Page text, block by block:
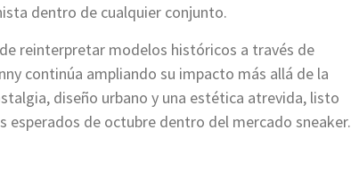
dentro de cualquier conjunto.
reinterpretar modelos históricos a través de
continúa ampliando su impacto más allá de la
diseño urbano y una estética atrevida, listo
esperados de octubre dentro del mercado sneaker.